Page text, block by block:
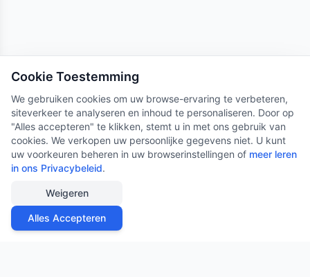
Cookie Toestemming
We gebruiken cookies om uw browse-ervaring te verbeteren,
siteverkeer te analyseren en inhoud te personaliseren. Door op
"Alles accepteren" te klikken, stemt u in met ons gebruik van
cookies. We verkopen uw persoonlijke gegevens niet. U kunt
uw voorkeuren beheren in uw browserinstellingen of meer leren
in ons Privacybeleid.
Weigeren
Alles Accepteren